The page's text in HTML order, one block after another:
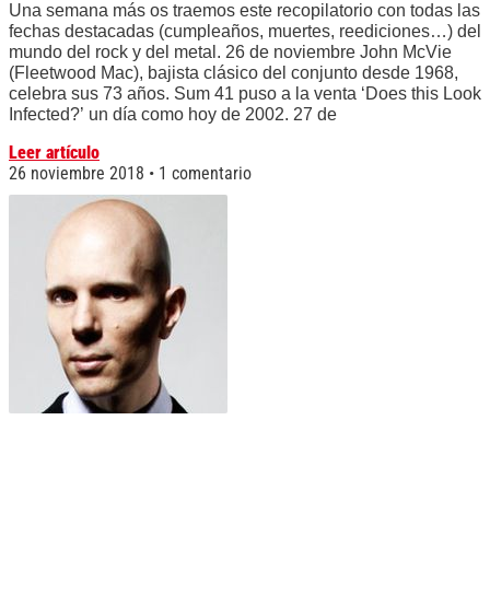
Una semana más os traemos este recopilatorio con todas las
fechas destacadas (cumpleaños, muertes, reediciones…) del
mundo del rock y del metal. 26 de noviembre John McVie
(Fleetwood Mac), bajista clásico del conjunto desde 1968,
celebra sus 73 años. Sum 41 puso a la venta ‘Does this Look
Infected?’ un día como hoy de 2002. 27 de
Leer artículo
26 noviembre 2018
1 comentario